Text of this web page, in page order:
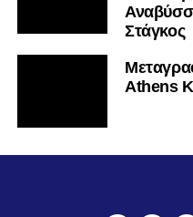
Στάγκος
Athens